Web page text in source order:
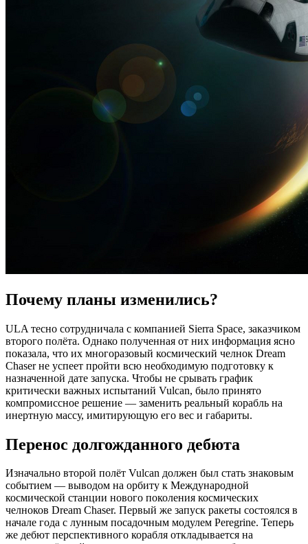
Почему планы изменились?
ULA тесно сотрудничала с компанией Sierra Space, заказчиком
второго полёта. Однако полученная от них информация ясно
показала, что их многоразовый космический челнок Dream
Chaser не успеет пройти всю необходимую подготовку к
назначенной дате запуска. Чтобы не срывать график
критически важных испытаний Vulcan, было принято
компромиссное решение — заменить реальный корабль на
инертную массу, имитирующую его вес и габариты.
Перенос долгожданного дебюта
Изначально второй полёт Vulcan должен был стать знаковым
событием — выводом на орбиту к Международной
космической станции нового поколения космических
челноков Dream Chaser. Первый же запуск ракеты состоялся в
начале года с лунным посадочным модулем Peregrine. Теперь
же дебют перспективного корабля откладывается на